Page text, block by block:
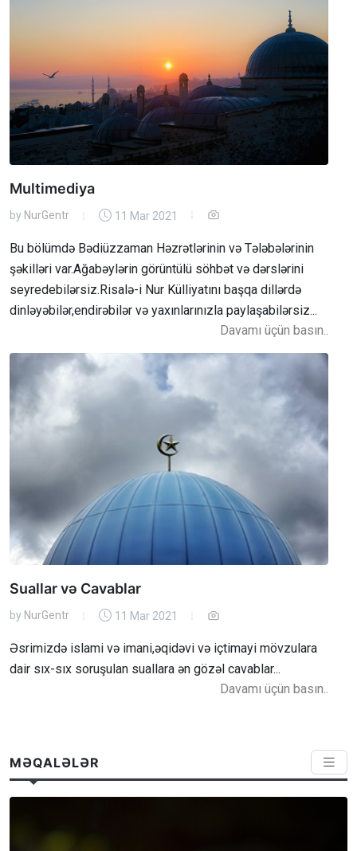
Multimediya
by NurGentr 11 Mar 2021
Bu bölümdə Bədiüzzaman Həzrətlərinin və Tələbələrinin
şəkilləri var.Ağabəylərin görüntülü söhbət və dərslərini
seyredebilərsiz.Risalə-i Nur Külliyatını başqa dillərdə
dinləyəbilər,endirəbilər və yaxınlarınızla paylaşabilərsiz...
Davamı üçün basın..
Suallar və Cavablar
by NurGentr 11 Mar 2021
Əsrimizdə islami və imani,əqidəvi və içtimayi mövzulara
dair sıx-sıx soruşulan suallara ən gözəl cavablar...
Davamı üçün basın..
MƏQALƏLƏR